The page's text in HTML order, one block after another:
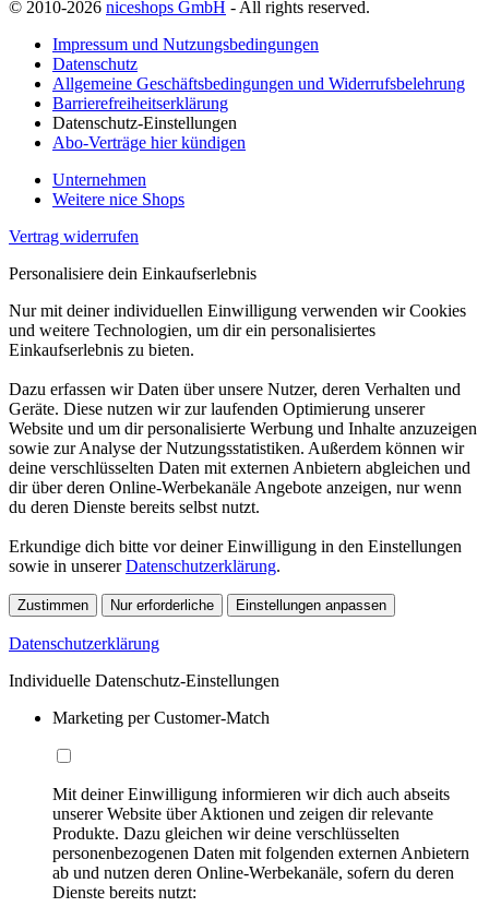
© 2010-2026 niceshops GmbH - All rights reserved.
Impressum und Nutzungsbedingungen
Datenschutz
Allgemeine Geschäftsbedingungen und Widerrufsbelehrung
Barrierefreiheitserklärung
Datenschutz-Einstellungen
Abo-Verträge hier kündigen
Unternehmen
Weitere nice Shops
Vertrag widerrufen
Personalisiere dein Einkaufserlebnis
Nur mit deiner individuellen Einwilligung verwenden wir Cookies
und weitere Technologien, um dir ein personalisiertes
Einkaufserlebnis zu bieten.
Dazu erfassen wir Daten über unsere Nutzer, deren Verhalten und
Geräte. Diese nutzen wir zur laufenden Optimierung unserer
Website und um dir personalisierte Werbung und Inhalte anzuzeigen
sowie zur Analyse der Nutzungsstatistiken. Außerdem können wir
deine verschlüsselten Daten mit externen Anbietern abgleichen und
dir über deren Online-Werbekanäle Angebote anzeigen, nur wenn
du deren Dienste bereits selbst nutzt.
Erkundige dich bitte vor deiner Einwilligung in den Einstellungen
sowie in unsererDatenschutzerklärung.
Zustimmen Nur erforderliche Einstellungen anpassen
Datenschutzerklärung
Individuelle Datenschutz-Einstellungen
Marketing per Customer-Match
Mit deiner Einwilligung informieren wir dich auch abseits
unserer Website über Aktionen und zeigen dir relevante
Produkte. Dazu gleichen wir deine verschlüsselten
personenbezogenen Daten mit folgenden externen Anbietern
ab und nutzen deren Online-Werbekanäle, sofern du deren
Dienste bereits nutzt: